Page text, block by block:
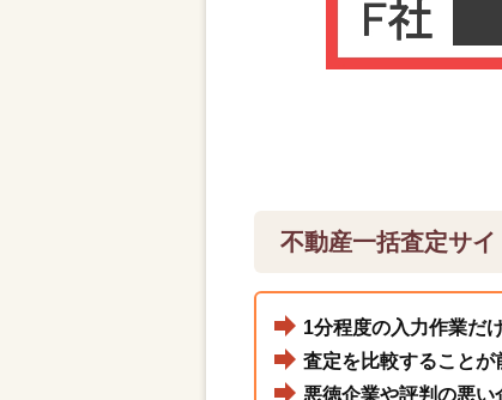
不動産一括査定サ
1分程度の入力作業だ
査定を比較することが
悪徳企業や評判の悪い